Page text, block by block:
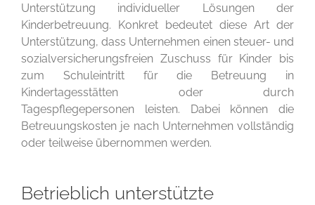
Unterstützung individueller Lösungen der
Kinderbetreuung. Konkret bedeutet diese Art der
Unterstützung, dass Unternehmen einen steuer- und
sozialversicherungsfreien Zuschuss für Kinder bis
zum Schuleintritt für die Betreuung in
Kindertagesstätten oder durch
Tagespflegepersonen leisten. Dabei können die
Betreuungskosten je nach Unternehmen vollständig
oder teilweise übernommen werden.
Betrieblich unterstützte